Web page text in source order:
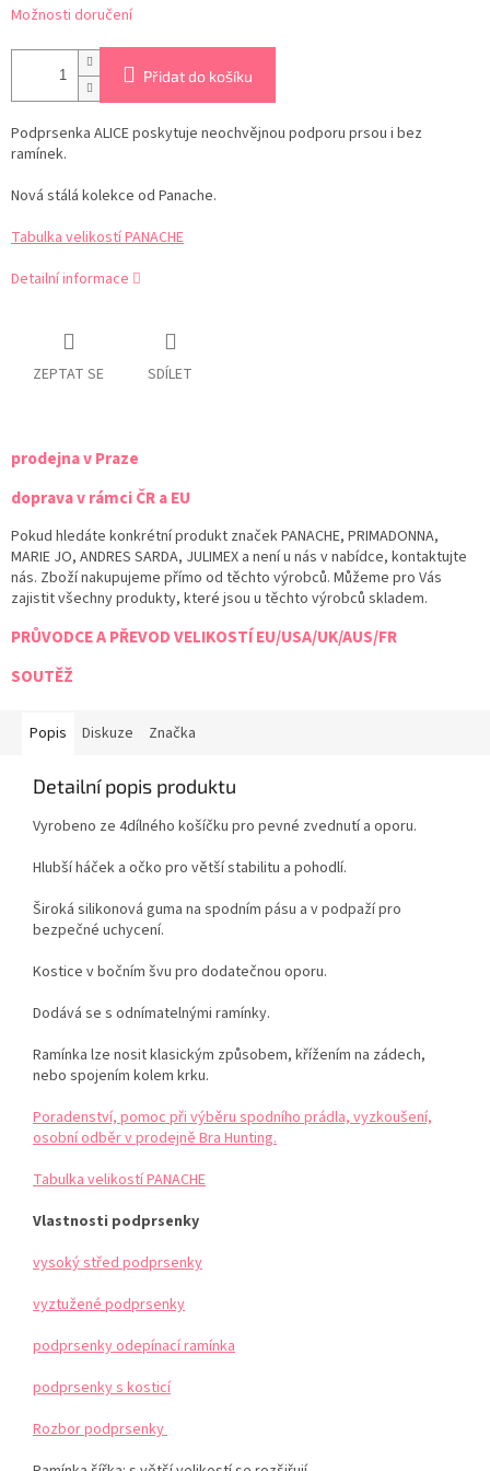
Možnosti doručení
Přidat do košíku
Podprsenka ALICE poskytuje neochvějnou podporu prsou i bez
ramínek.
Nová stálá kolekce od Panache.
Tabulka velikostí PANACHE
Detailní informace
ZEPTAT SE SDÍLET
prodejna v Praze
doprava v rámci ČR a EU
Pokud hledáte konkrétní produkt značek PANACHE, PRIMADONNA,
MARIE JO, ANDRES SARDA, JULIMEX a není u nás v nabídce, kontaktujte
nás. Zboží nakupujeme přímo od těchto výrobců. Můžeme pro Vás
zajistit všechny produkty, které jsou u těchto výrobců skladem.
PRŮVODCE A PŘEVOD VELIKOSTÍ EU/USA/UK/AUS/FR
SOUTĚŽ
Popis Diskuze Značka
Detailní popis produktu
Vyrobeno ze 4dílného košíčku pro pevné zvednutí a oporu.
Hlubší háček a očko pro větší stabilitu a pohodlí.
Široká silikonová guma na spodním pásu a v podpaží pro
bezpečné uchycení.
Kostice v bočním švu pro dodatečnou oporu.
Dodává se s odnímatelnými ramínky.
Ramínka lze nosit klasickým způsobem, křížením na zádech,
nebo spojením kolem krku.
Poradenství, pomoc při výběru spodního prádla, vyzkoušení,
osobní odběr v prodejně Bra Hunting.
Tabulka velikostí PANACHE
Vlastnosti podprsenky
vysoký střed podprsenky
vyztužené podprsenky
podprsenky odepínací ramínka
podprsenky s kosticí
Rozbor podprsenky